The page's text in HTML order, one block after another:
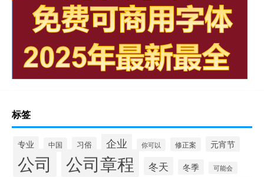
标签
专业 中国 习俗 企业 你可以 修正案 元宵节
公司 公司章程 冬天 冬季 可能会